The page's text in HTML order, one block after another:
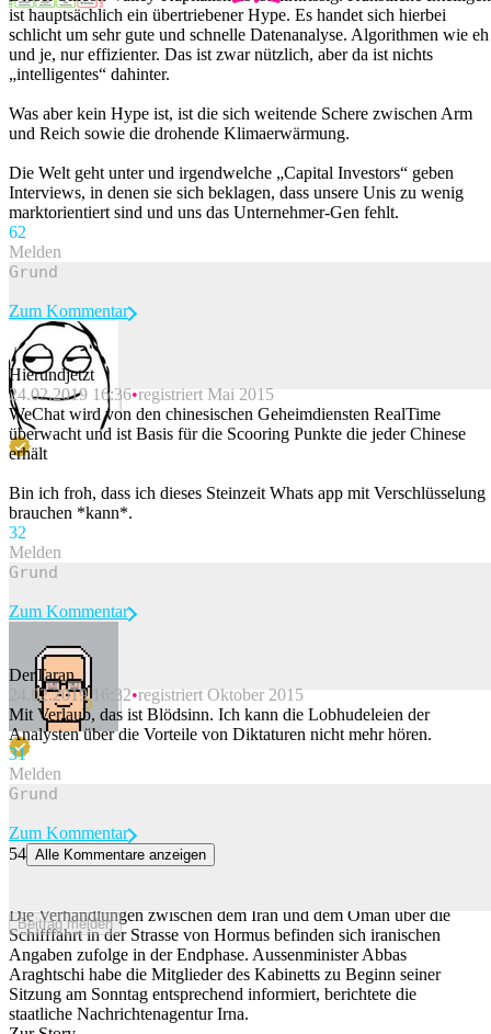
ist hauptsächlich ein übertriebener Hype. Es handet sich hierbei
schlicht um sehr gute und schnelle Datenanalyse. Algorithmen wie eh
und je, nur effizienter. Das ist zwar nützlich, aber da ist nichts
„intelligentes“ dahinter.
Was aber kein Hype ist, ist die sich weitende Schere zwischen Arm
und Reich sowie die drohende Klimaerwärmung.
Die Welt geht unter und irgendwelche „Capital Investors“ geben
Interviews, in denen sie sich beklagen, dass unsere Unis zu wenig
marktorientiert sind und uns das Unternehmer-Gen fehlt.
62
Melden
Beitrag melden
Zum Kommentar
Hierundjetzt
24.02.2019 16:36 registriert Mai 2015
WeChat wird von den chinesischen Geheimdiensten RealTime
überwacht und ist Basis für die Scooring Punkte die jeder Chinese
erhält
Bin ich froh, dass ich dieses Steinzeit Whats app mit Verschlüsselung
brauchen *kann*.
32
Melden
Beitrag melden
Zum Kommentar
DerTaran
24.02.2019 16:32 registriert Oktober 2015
Mit Verlaub, das ist Blödsinn. Ich kann die Lobhudeleien der
Analysten über die Vorteile von Diktaturen nicht mehr hören.
31
Melden
Beitrag melden
Zum Kommentar
54 Alle Kommentare anzeigen
Die Verhandlungen zwischen dem Iran und dem Oman über die
Schifffahrt in der Strasse von Hormus befinden sich iranischen
Angaben zufolge in der Endphase. Aussenminister Abbas
Araghtschi habe die Mitglieder des Kabinetts zu Beginn seiner
Sitzung am Sonntag entsprechend informiert, berichtete die
staatliche Nachrichtenagentur Irna.